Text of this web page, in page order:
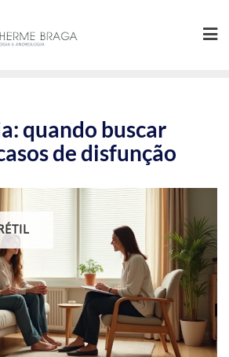
quando buscar
de disfunção